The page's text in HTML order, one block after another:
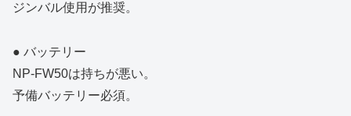
ジンバル使用が推奨。
● バッテリー
NP‑FW50は持ちが悪い。
予備バッテリー必須。